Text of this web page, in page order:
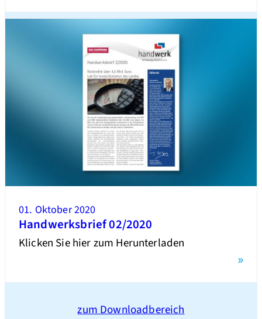
01. Oktober 2020
Handwerksbrief 02/2020
Klicken Sie hier zum Herunterladen
»
zum Downloadbereich